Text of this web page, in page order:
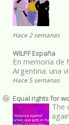
Hace 2 semanas
WILPF España
En memoria de
Argentina: una
Hace 5 semanas
Equal rights for
The